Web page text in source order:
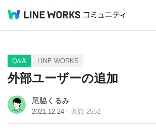
Q&A Tips Ideas
Q&A LINE WORKS
外部ユーザーの追加
尾脇くるみ
2021.12.24 既読 2552